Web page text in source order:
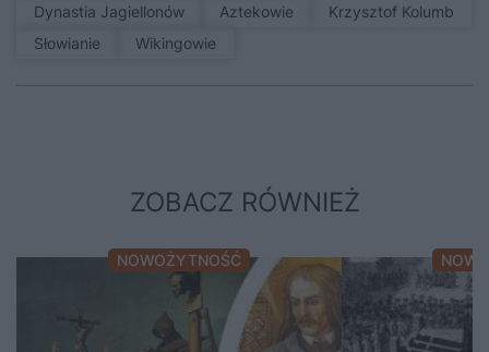
Dynastia Jagiellonów
Aztekowie
Krzysztof Kolumb
Słowianie
Wikingowie
ZOBACZ RÓWNIEŻ
NOWOŻYTNOŚĆ